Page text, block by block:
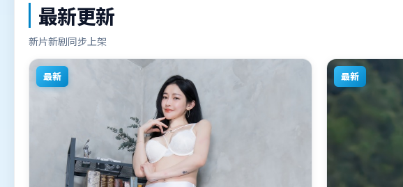
最新更新
新片新剧同步上架
最新 最新